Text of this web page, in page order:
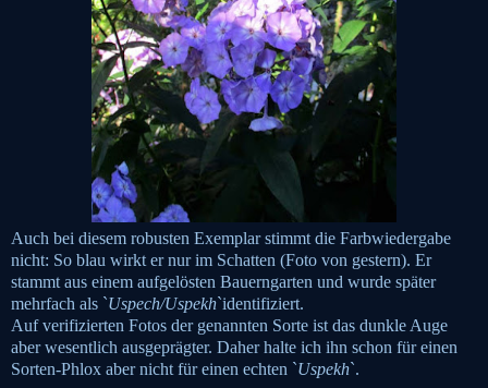
Auch bei diesem robusten Exemplar stimmt die Farbwiedergabe
nicht: So blau wirkt er nur im Schatten (Foto von gestern). Er
stammt aus einem aufgelösten Bauerngarten und wurde später
mehrfach als `Uspech/Uspekh`identifiziert.
Auf verifizierten Fotos der genannten Sorte ist das dunkle Auge
aber wesentlich ausgeprägter. Daher halte ich ihn schon für einen
Sorten-Phlox aber nicht für einen echten `Uspekh`.